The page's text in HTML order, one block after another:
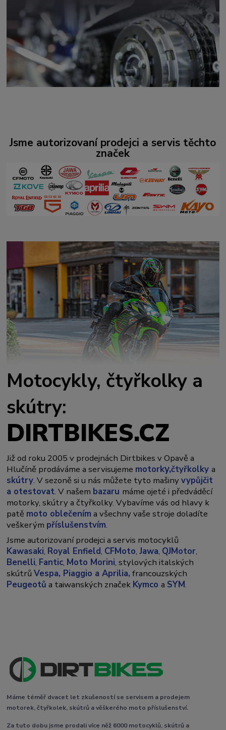
Jsme autorizovaní prodejci a servis těchto
značek
Motocykly, čtyřkolky a
skútry:
DIRTBIKES.CZ
Již od roku 2005 v prodejnách Dirtbikes v Opavě a
Hlučíně prodáváme a servisujeme motorky,čtyřkolkya
skútry. V sezoně si u nás můžete tyto mašinyvypůjčit
a otestovat. V našem bazaru máme ojeté i předváděcí
motorky, skútry a čtyřkolky. Vybavíme vás od hlavy k
patě moto oblečením a všechny vaše stroje doladíte
veškerým příslušenstvím.
Jsme autorizovaní prodejci a servis motocyklů
Kawasaki, Royal Enfield, CFMoto,Jawa, QJMotor,
Benelli, Fantic, Moto Morini, stylových italských
skútrůVespa, Piaggio a Aprilia, francouzských
Peugeotů a taiwanských značek Kymcoa SYM.
Máme téměř dvacet let zkušeností se servisem a prodejem
motorek, čtyřkolek, skútrů a věškerého moto příslušenství.
Za tuto dobu jsme prodali více něž 6000 motocyklů, skútrů a